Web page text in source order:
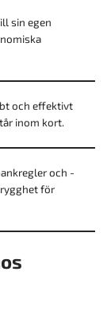
sin egen
och effektivt
inom kort.
och -
för